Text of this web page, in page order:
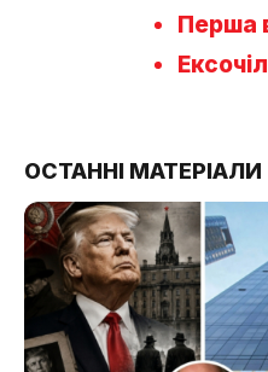
Перша
ОСТАННІ МАТЕРІАЛИ